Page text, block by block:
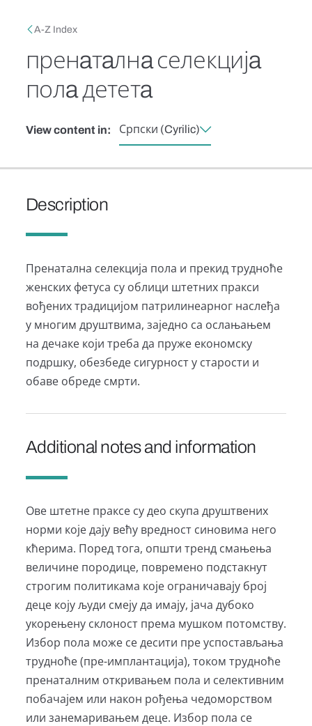
Breadcrumb
A-Z Index
пренaтaлнa селекцијa
полa дететa
View content in: Српски (Cyrilic)
Description
Пренатална селекција пола и прекид трудноће
женских фетуса су облици штетних пракси
вођених традицијом патрилинеарног наслеђа
у многим друштвима, заједно са ослањањем
на дечаке који треба да пруже економску
подршку, обезбеде сигурност у старости и
обаве обреде смрти.
Additional notes and information
Ове штетне праксе су део скупа друштвених
норми које дају већу вредност синовима него
кћерима. Поред тога, општи тренд смањења
величине породице, повремено подстакнут
строгим политикама које ограничавају број
деце коју људи смеју да имају, јача дубоко
укорењену склоност према мушком потомству.
Избор пола може се десити пре успостављања
трудноће (пре-имплантација), током трудноће
пренаталним откривањем пола и селективним
побачајем или након рођења чедоморством
или занемаривањем деце. Избор пола се